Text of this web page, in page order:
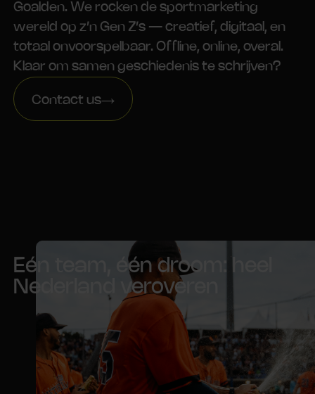
Goalden. We rocken de sportmarketing
wereld op z’n Gen Z’s — creatief, digitaal, en
totaal onvoorspelbaar. Offline, online, overal.
Klaar om samen geschiedenis te schrijven?
Contact us
Eén team, één droom: heel
Nederland veroveren